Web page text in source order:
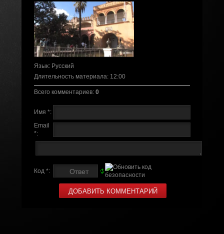
Язык: Русский
Длительность материала: 12:00
Всего комментариев: 0
Имя *:
Email
*:
Код *: